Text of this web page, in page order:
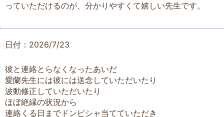
っていただけるのが、分かりやすくて嬉しい先生です。
日付：2026/7/23
彼と連絡とらなくなったあいだ
愛蘭先生には彼には送念していただいたり
波動修正していただいたり
ほぼ絶縁の状況から
連絡くる日までドンピシャ当てていただき